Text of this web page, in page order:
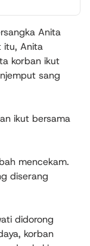
Anita
itu, Anita
korban ikut
sang
ikut bersama
mencekam.
diserang
didorong
korban